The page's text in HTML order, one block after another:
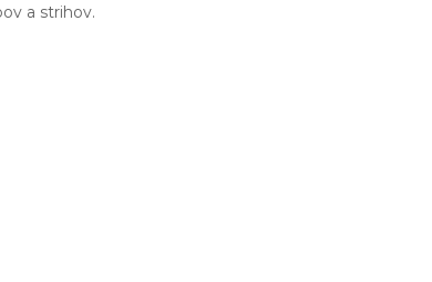
a strihov.